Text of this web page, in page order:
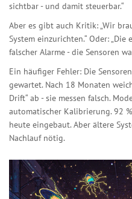
sichtbar - und damit steuerbar.“
Aber es gibt auch Kritik: „Wir
System einzurichten.“ Oder:
falscher Alarme - die Sensoren
Ein häufiger Fehler: Die
gewartet. Nach 18 Monaten
Drift“ ab - sie messen falsch.
automatischer Kalibrierung. 92
heute eingebaut. Aber ältere
Nachlauf nötig.